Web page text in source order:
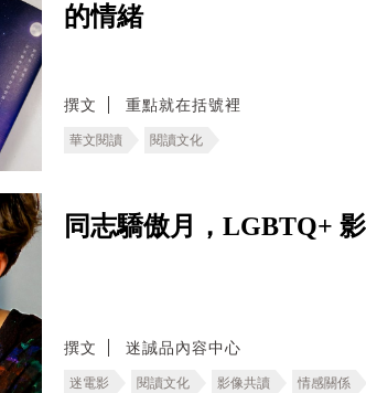
的情緒
撰文 重點就在括號裡
華文閱讀 閱讀文化
同志驕傲月，LGBTQ+
撰文 迷誠品內容中心
迷電影 閱讀文化 影像共讀 情感關係